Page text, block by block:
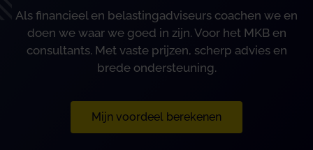
Als financieel en belastingadviseurs coachen we en
doen we waar we goed in zijn. Voor het MKB en
consultants. Met vaste prijzen, scherp advies en
brede ondersteuning.
Mijn voordeel berekenen